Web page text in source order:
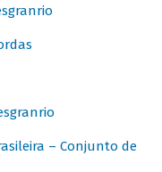
– Conjunto de